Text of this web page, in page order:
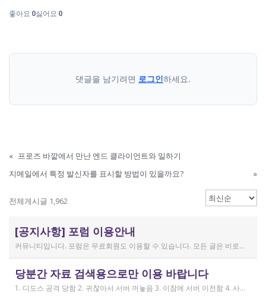
좋아요 0싫어요 0
댓글을 남기려면 로그인하세요.
« 프로즈 바깥에서 만난 엔드 클라이언트와 일하기
지메일에서 특정 발신자를 표시할 방법이 있을까요?
»
전체게시글 1,962
[공지사항] 포럼 이용안내
커뮤니티입니다. 포럼은 무료회원도 이용할 수 있습니다. 모든 글은 비로그인 사용자에게도 공개됩니다. 감사합니다.
당분간 자료 검색용으로만 이용 바랍니다
1. 디도스 공격 당함 2. 귀찮아서 서버 꺼놓음 3. 이참에 서버 이전함 4. 사라진 데이터는 없는 것 확인했는데, 일부 DB 설정이 활성화 안됨 5. 고칠 수는 있는데, 저희 집 신생아 협조 필요 6. 신생아가 협조하지 않음 현재 새글 쓰기, 신규 가입, 덧글 달기 등은 막아 두었습니다 언제든 3월 18일 전후 시점으로 롤백될 수 있습니다 디도스 공격은 10평짜리 구녕가게에 사람을 1만명 보내 영업방해를 하는 것과 같은 기법입니다. 왜 디도스 공격을 그렇게까지 열정적으로 하는가? 이것이 심해진 시점이 제가 출산하러 간다고 블라그에 글을 쓴 직후입니다. 적절한 비유인지 모르겠는데 암퇘지도 출산 후에는 도축 안 하지 않나 싶고요 옛날 같으면 이렇게 순하게 살지 않을 것인데, 요새 드는 생각이 좀 있습니다 사람은 노력해 봤자고, 사실 모든 능력치는 정해졌고 발현만 기다리는 것이 전부가 아닐까요 어떤 사람은 노력의 고점이 디도스 공격인 것입니다 그 애미도 한때는 가능성의 김칫국을 사발째 드링킹하며 키웠겠지요 저한테도 이 사이트를 유지할 유인이 있음은 말씀드렸으니 잘 이용해 주시면 그만인 것이고 시간 나시거든 디도스 공격자도 긍휼히 여겨 주시길 바랍니다